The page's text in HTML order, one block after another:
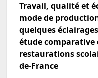
Travail, qualité et
mode de
quelques
étude comparative
restaurations
de-France